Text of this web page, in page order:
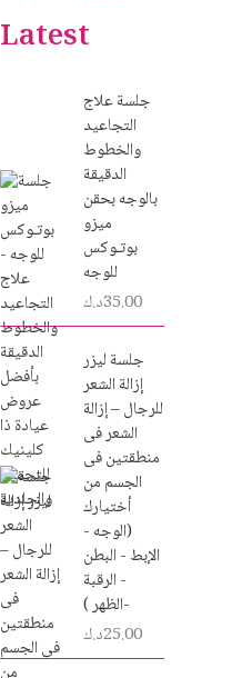
Latest
جلسة علاج
التجاعيد
والخطوط
الدقيقة
بالوجه بحقن
ميزو
بوتـوكس
للوجه
35.00د.ك
جلسة ليزر
إزالة الشعر
للرجال – إزالة
الشعر فى
منطقتين فى
الجسم من
أختيارك
(الوجه -
الإبط - البطن
- الرقبة
-الظهر )
25.00د.ك